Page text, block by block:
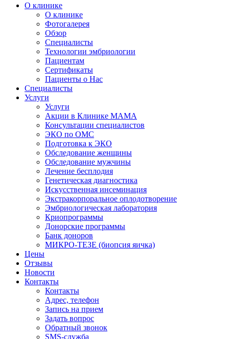
О клинике
О клинике
Фотогалерея
Обзор
Специалисты
Технологии эмбриологии
Пациентам
Сертификаты
Пациенты о Нас
Специалисты
Услуги
Услуги
Акции в Клинике МАМА
Консультации специалистов
ЭКО по ОМС
Подготовка к ЭКО
Обследование женщины
Обследование мужчины
Лечение бесплодия
Генетическая диагностика
Искусственная инсеминация
Экстракорпоральное оплодотворение
Эмбриологическая лаборатория
Криопрограммы
Донорские программы
Банк доноров
МИКРО-ТЕЗЕ (биопсия яичка)
Цены
Отзывы
Новости
Контакты
Контакты
Адрес, телефон
Запись на прием
Задать вопрос
Обратный звонок
SMS-служба